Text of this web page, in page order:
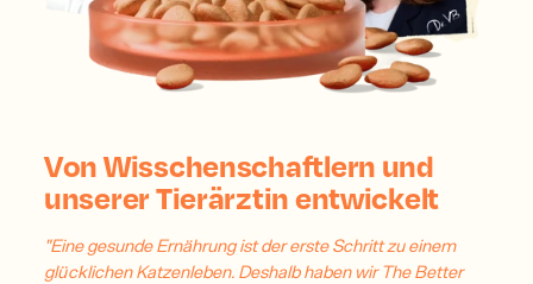
Von Wisschenschaftlern und
unserer Tierärztin entwickelt
"Eine gesunde Ernährung ist der erste Schritt zu einem
glücklichen Katzenleben. Deshalb haben wir The Better